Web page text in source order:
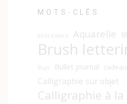
MOTS-CLÉS
abécédaire Aquarelle
Brush
Bujo Bullet journal cadeau
Calligraphie sur objet
Calligraphie à